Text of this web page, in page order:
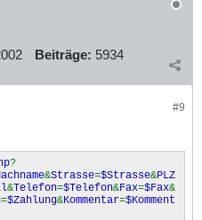
Beiträge: 5934
#9
?
&Strasse=$Strasse&PLZ
&Telefon=$Telefon&Fax=$Fax&
=$Zahlung&Kommentar=$Komment